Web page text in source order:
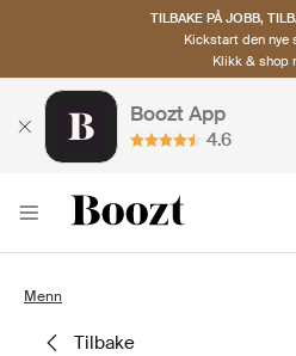
TILBAKE PÅ JOBB,
Kickstart den nye
Klikk & shop
Boozt App
4.6
Menn
tilbake